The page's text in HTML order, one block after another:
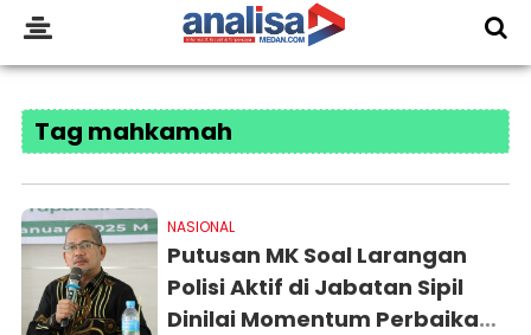
Tag mahkamah
NASIONAL
Putusan MK Soal Larangan
Polisi Aktif di Jabatan Sipil
Dinilai Momentum Perbaikan